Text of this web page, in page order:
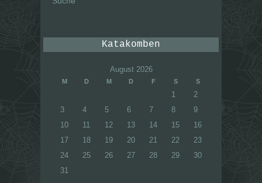
Katakomben
August 2026
M D M D F S S
1
2
3
4 5 6 7 8
9
10
11 12 13 14 15
16
17
18 19 20 21 22
23
24
25 26 27 28 29
30
31